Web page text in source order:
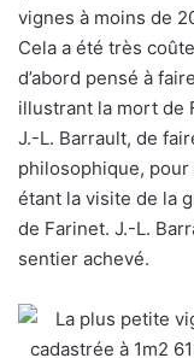
vignes à moins de
Cela a été très
d’abord pensé à
illustrant la mort de
J.-L. Barrault, de
philosophique,
étant la visite de la
de Farinet. J.-L.
sentier achevé.